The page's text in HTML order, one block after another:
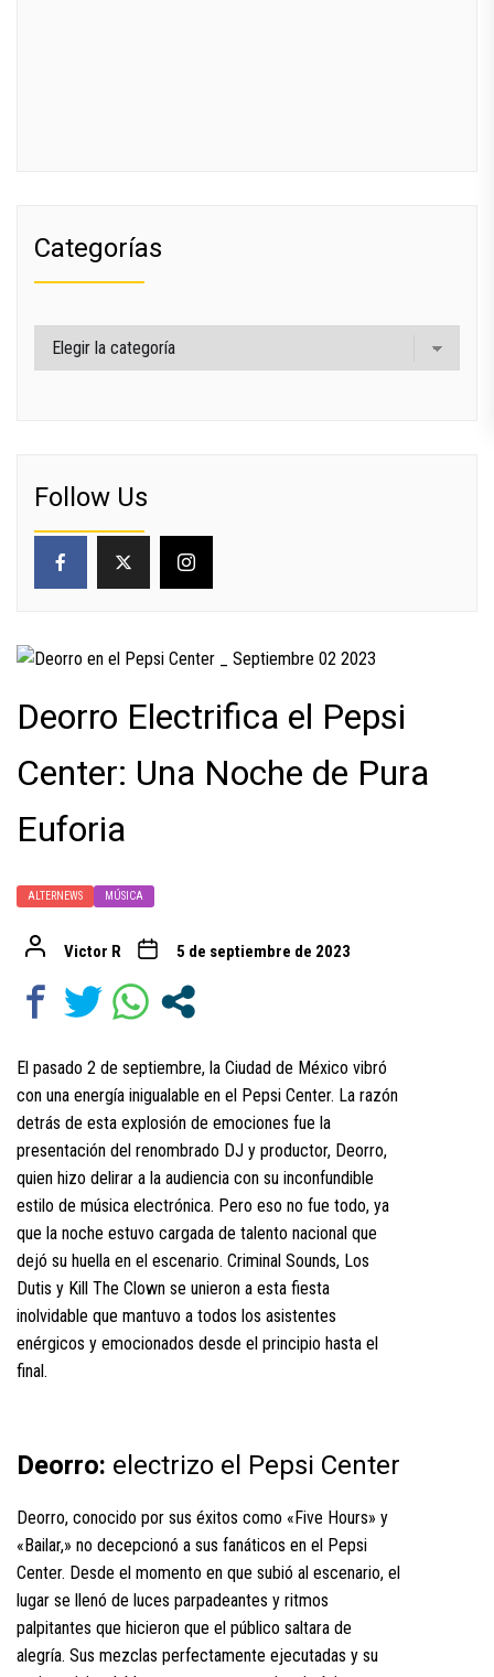
Deorro Electrifica el Pepsi
Center: Una Noche de Pura
Euforia
ALTERNEWS MÚSICA
Victor R 5 de septiembre de 2023
El pasado 2 de septiembre, la Ciudad de México vibró
con una energía inigualable en el Pepsi Center. La razón
detrás de esta explosión de emociones fue la
presentación del renombrado DJ y productor, Deorro,
quien hizo delirar a la audiencia con su inconfundible
estilo de música electrónica. Pero eso no fue todo, ya
que la noche estuvo cargada de talento nacional que
dejó su huella en el escenario. Criminal Sounds, Los
Dutis y Kill The Clown se unieron a esta fiesta
inolvidable que mantuvo a todos los asistentes
enérgicos y emocionados desde el principio hasta el
final.
Deorro: electrizo el Pepsi Center
Deorro, conocido por sus éxitos como «Five Hours» y
«Bailar,» no decepcionó a sus fanáticos en el Pepsi
Center. Desde el momento en que subió al escenario, el
lugar se llenó de luces parpadeantes y ritmos
palpitantes que hicieron que el público saltara de
alegría. Sus mezclas perfectamente ejecutadas y su
Categorías
Categorías
Follow Us